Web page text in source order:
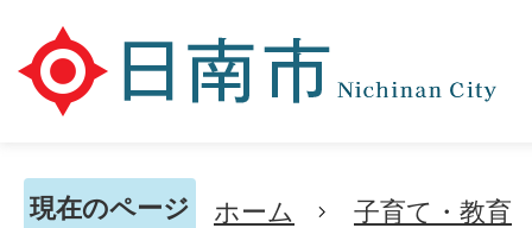
現在のページ ホーム 子育て・教育